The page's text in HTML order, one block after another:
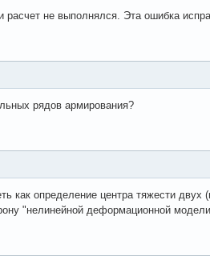
не выполнялся. Эта ошибка
рядов армирования?
как определение центра тяжести
"нелинейной деформационной